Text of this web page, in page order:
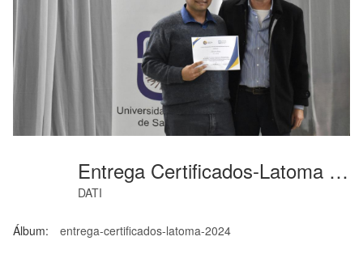
Entrega Certificados-Latoma (32)
DATI
Álbum: entrega-certificados-latoma-2024